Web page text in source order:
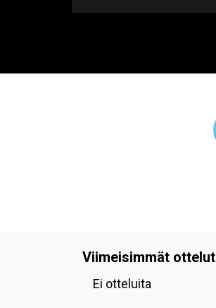
Viimeisimmät ottelut
Ei otteluita